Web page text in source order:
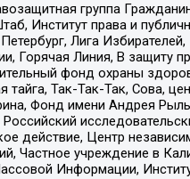
группа
Институт права и
Лига
Горячая Линия, В защиту
фонд охраны
тайга, Так-Так-Так, Сова,
Фонд имени Андрея
Российский
действие, Центр
Частное учреждение в
Информации,